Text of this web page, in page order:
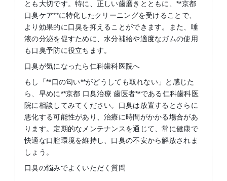
とも大切です。特に、正しい歯磨きとともに、**京都
口臭ケア**に特化したクリーニングを受けることで、
より効果的に口臭を抑えることができます。また、唾
液の分泌を促すために、水分補給や適度なガムの使用
も口臭予防に役立ちます。
口臭が気になったら仁科歯科医院へ
もし「**口の匂い**がどうしても取れない」と感じた
ら、早めに**京都 口臭治療 歯医者**である仁科歯科医
院に相談してみてください。口臭は放置するとさらに
悪化する可能性があり、治療に時間がかかる場合があ
ります。定期的なメンテナンスを通じて、常に健康で
快適な口腔環境を維持し、口臭の不安から解放されま
しょう。
口臭の悩みでよくいただく質問